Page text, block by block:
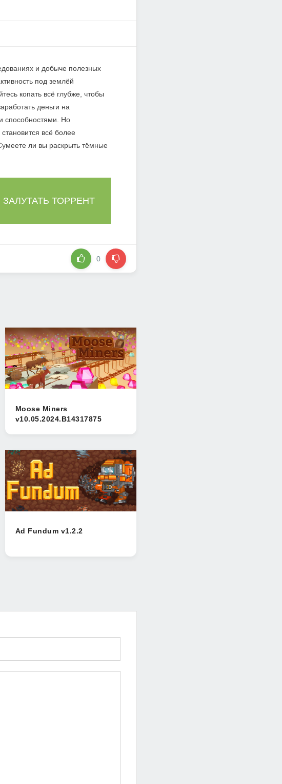
и добыче полезных
под землёй
копать всё глубже, чтобы
деньги на
способностями. Но
всё более
ли вы раскрыть тёмные
ЗАЛУТАТЬ ТОРРЕНТ
0
Moose Miners
v10.05.2024.B14317875
Ad Fundum v1.2.2